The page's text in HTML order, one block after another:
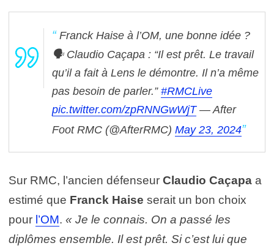
Franck Haise à l’OM, une bonne idée ?
🗣️ Claudio Caçapa : “Il est prêt. Le travail
qu’il a fait à Lens le démontre. Il n’a même
pas besoin de parler.” #RMCLive
pic.twitter.com/zpRNNGwWjT — After
Foot RMC (@AfterRMC) May 23, 2024
Sur RMC, l’ancien défenseur Claudio Caçapa a
estimé que Franck Haise serait un bon choix
pour l’OM. « Je le connais. On a passé les
diplômes ensemble. Il est prêt. Si c’est lui que